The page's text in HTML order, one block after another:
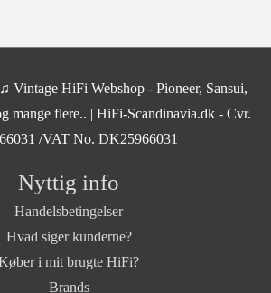
♫ Vintage HiFi Webshop - Pioneer, Sansui,
mange flere.. | HiFi-Scandinavia.dk - Cvr.
/VAT No. DK25966031
Nyttig info
Handelsbetingelser
Hvad siger kunderne?
i mit brugte HiFi?
Brands